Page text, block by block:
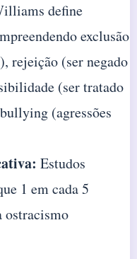
define
exclusão
rejeição (ser negado
(ser tratado
(agressões
Estudos
1 em cada 5
ostracismo